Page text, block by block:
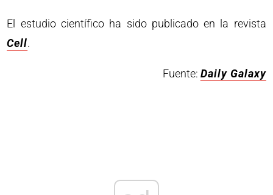
El estudio científico ha sido publicado en la revista
Cell.
Fuente: Daily Galaxy